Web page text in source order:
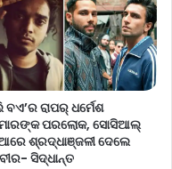
ବଏ’ର ରାପର୍‌ ଧର୍ମେଶ
ପରଲୋକ, ସୋସିଆଲ୍‌
ଶ୍ରଦ୍ଧାଞ୍ଜଳୀ ଦେଲେ
ସିଦ୍ଧାନ୍ତ